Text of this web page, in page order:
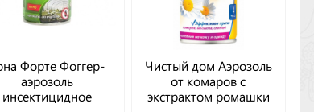
Форте Фоггер-
аэрозоль
инсектицидное
Чистый дом Аэрозоль
от комаров с
экстрактом ромашки